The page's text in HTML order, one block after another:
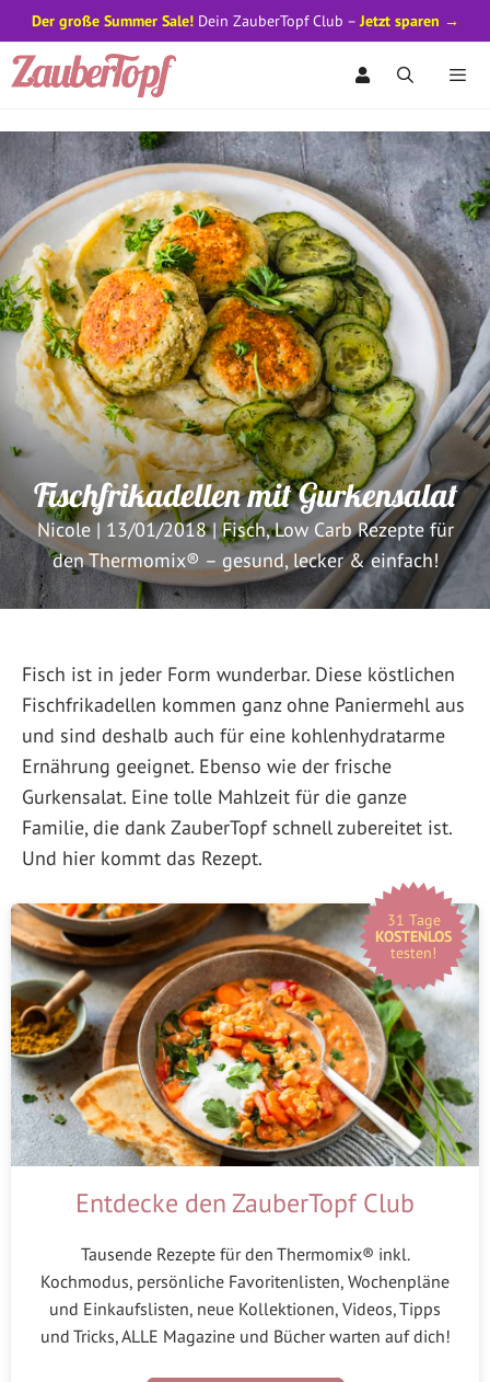
Zum
Inhalt
Fischfrikadellen mit Gurkensalat
Nicole| 13/01/2018|Fisch,Low Carb Rezepte für
den Thermomix® – gesund, lecker & einfach!
Fisch ist in jeder Form wunderbar. Diese köstlichen
Fischfrikadellen kommen ganz ohne Paniermehl aus
und sind deshalb auch für eine kohlenhydratarme
Ernährung geeignet. Ebenso wie der frische
Gurkensalat. Eine tolle Mahlzeit für die ganze
Familie, die dank ZauberTopf schnell zubereitet ist.
Und hier kommt das Rezept.
31 Tage
KOSTENLOS
testen!
Entdecke den ZauberTopf Club
Tausende Rezepte für den Thermomix® inkl.
Kochmodus, persönliche Favoritenlisten, Wochenpläne
und Einkaufslisten, neue Kollektionen, Videos, Tipps
und Tricks, ALLE Magazine und Bücher warten auf dich!
Der große Summer Sale!Dein ZauberTopf Club –Jetzt sparen →